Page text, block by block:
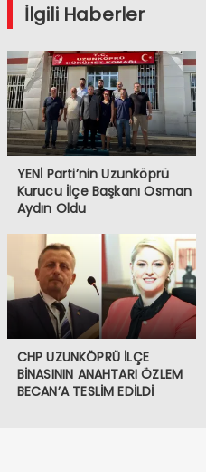
İlgili Haberler
YENİ Parti’nin Uzunköprü
Kurucu İlçe Başkanı Osman
Aydın Oldu
CHP UZUNKÖPRÜ İLÇE
BİNASININ ANAHTARI ÖZLEM
BECAN’A TESLİM EDİLDİ